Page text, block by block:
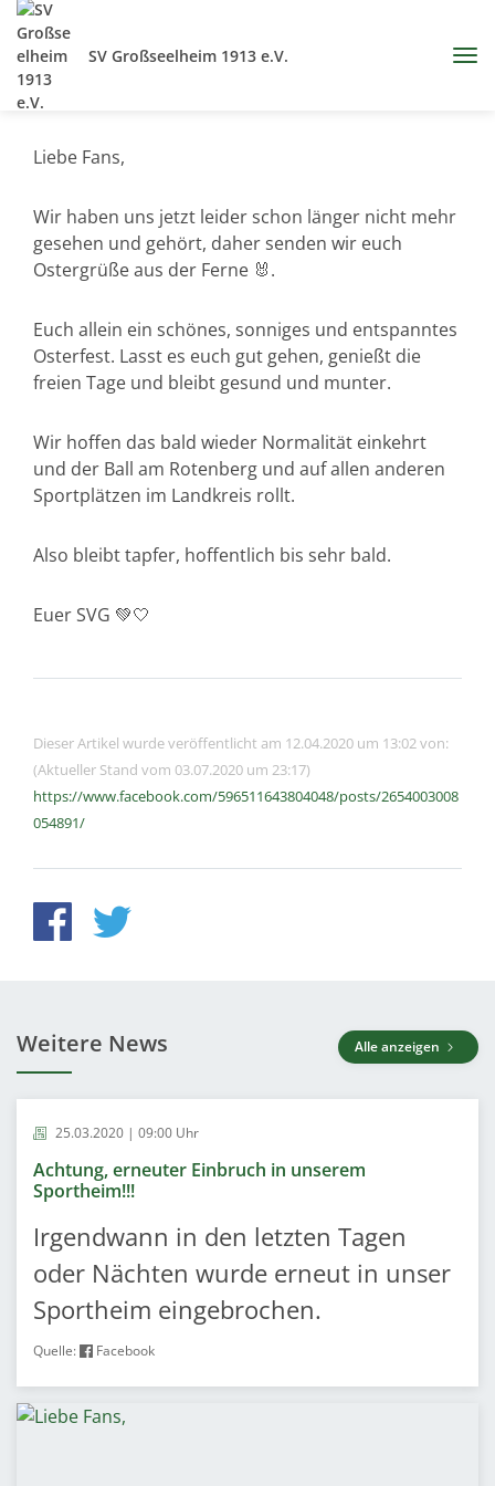
SV Großseelheim 1913 e.V.
Liebe Fans,
Wir haben uns jetzt leider schon länger nicht mehr
gesehen und gehört, daher senden wir euch
Ostergrüße aus der Ferne 🐰.
Euch allein ein schönes, sonniges und entspanntes
Osterfest. Lasst es euch gut gehen, genießt die
freien Tage und bleibt gesund und munter.
Wir hoffen das bald wieder Normalität einkehrt
und der Ball am Rotenberg und auf allen anderen
Sportplätzen im Landkreis rollt.
Also bleibt tapfer, hoffentlich bis sehr bald.
Euer SVG 💚🤍
Dieser Artikel wurde veröffentlicht am 12.04.2020 um 13:02 von:
(Aktueller Stand vom 03.07.2020 um 23:17)
https://www.facebook.com/596511643804048/posts/2654003008
054891/
Weitere News Alle anzeigen
25.03.2020 | 09:00 Uhr
Achtung, erneuter Einbruch in unserem
Sportheim!!!
Irgendwann in den letzten Tagen
oder Nächten wurde erneut in unser
Sportheim eingebrochen.
Quelle: Facebook